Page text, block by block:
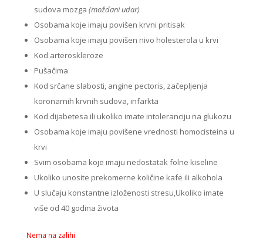
sudova mozga (moždani udar)
Osobama koje imaju povišen krvni pritisak
Osobama koje imaju povišen nivo holesterola u krvi
Kod arteroskleroze
Pušačima
Kod srčane slabosti, angine pectoris, začepljenja
koronarnih krvnih sudova, infarkta
Kod dijabetesa ili ukoliko imate intoleranciju na glukozu
Osobama koje imaju povišene vrednosti homocisteina u
krvi
Svim osobama koje imaju nedostatak folne kiseline
Ukoliko unosite prekomerne količine kafe ili alkohola
U slučaju konstantne izloženosti stresu,Ukoliko imate
više od 40 godina života
Nema na zalihi